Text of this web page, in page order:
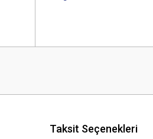
Taksit Seçenekleri